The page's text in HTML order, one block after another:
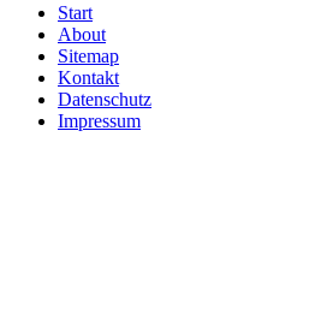
Start
About
Sitemap
Kontakt
Datenschutz
Impressum